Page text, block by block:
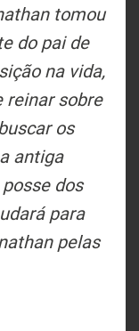
tomou
do pai de
na vida,
reinar sobre
os
antiga
dos
para
pelas